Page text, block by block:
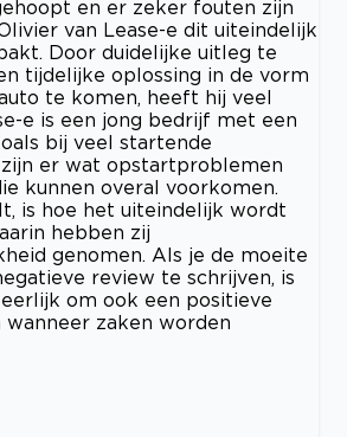
en er zeker fouten zijn
van Lease-e dit uiteindelijk
Door duidelijke uitleg te
tijdelijke oplossing in de vorm
te komen, heeft hij veel
e is een jong bedrijf met een
bij veel startende
er wat opstartproblemen
kunnen overal voorkomen.
is hoe het uiteindelijk wordt
hebben zij
genomen. Als je de moeite
review te schrijven, is
om ook een positieve
zaken worden